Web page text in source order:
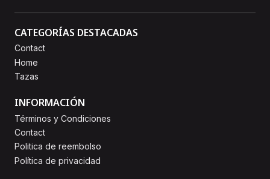
CATEGORÍAS DESTACADAS
Contact
Home
Tazas
INFORMACIÓN
Términos y Condiciones
Contact
Politica de reembolso
Política de privacidad